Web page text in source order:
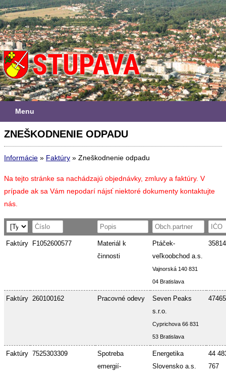
Menu
ZNEŠKODNENIE ODPADU
Informácie » Faktúry » Zneškodnenie odpadu
Na tejto stránke sa nachádzajú objednávky, zmluvy a faktúry. V
prípade ak sa Vám nepodarí nájsť niektoré dokumenty kontaktujte
nás.
Faktúry F1052600577
Materiál k
činnosti
Ptáček-
veľkoobchod a.s.
Vajnorská 140 831
04 Bratislava
Faktúry 260100162 Pracovné odevy
Seven Peaks
s.r.o.
Cyprichova 66 831
53 Bratislava
Faktúry 7525303309
Spotreba
emergií-
Energetika
Slovensko a.s.
44
767